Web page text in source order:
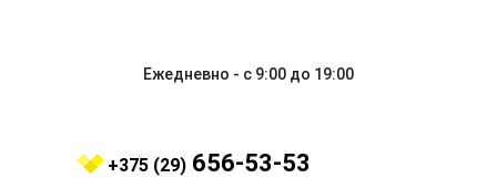
Ежедневно - с 9:00 до 19:00
+375 (29) 656-53-53